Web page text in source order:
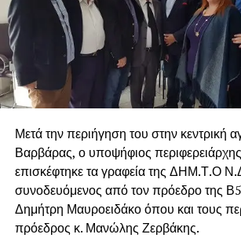
Μετά την περιήγηση του στην κεντρική
Βαρβάρας, ο υποψήφιος
επισκέφτηκε τα γραφεία της ΔΗΜ.Τ.Ο
συνοδευόμενος από τον πρόεδρο της
Δημήτρη Μαυροειδάκο όπου και τους
πρόεδρος κ. Μανώλης Ζερβάκης.